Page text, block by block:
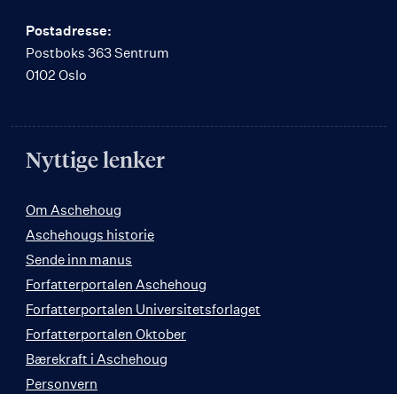
Postadresse:
Postboks 363 Sentrum
0102 Oslo
Nyttige lenker
Om Aschehoug
Aschehougs historie
Sende inn manus
Forfatterportalen Aschehoug
Forfatterportalen Universitetsforlaget
Forfatterportalen Oktober
Bærekraft i Aschehoug
Personvern